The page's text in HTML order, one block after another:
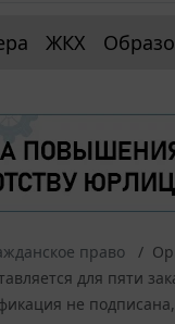
ЖКХ
право
для пяти
не